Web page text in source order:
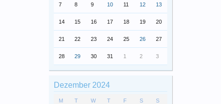
7 8 9 10 11 12 13
14 15 16 17 18 19 20
21 22 23 24 25 26 27
28 29 30 31 1 2 3
Dezember 2024
M T W T F S S